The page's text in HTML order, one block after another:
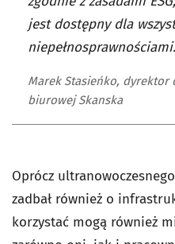
jest dostępny dla
niepełnosprawnościami.
Marek Stasieńko, dyrektor
biurowej Skanska
Oprócz
zadbał również o
korzystać mogą również